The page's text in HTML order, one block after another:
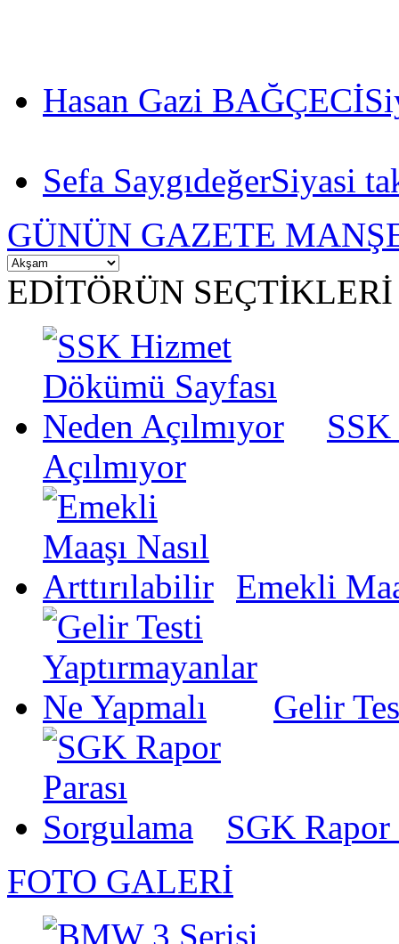
Hasan Gazi BAĞÇECİ
Sefa SaygıdeğerSiyasi
GÜNÜN GAZETE
EDİTÖRÜN SEÇTİKLERİ
Açılmıyor
Emekli
Gelir
SGK Rapor
FOTO GALERİ